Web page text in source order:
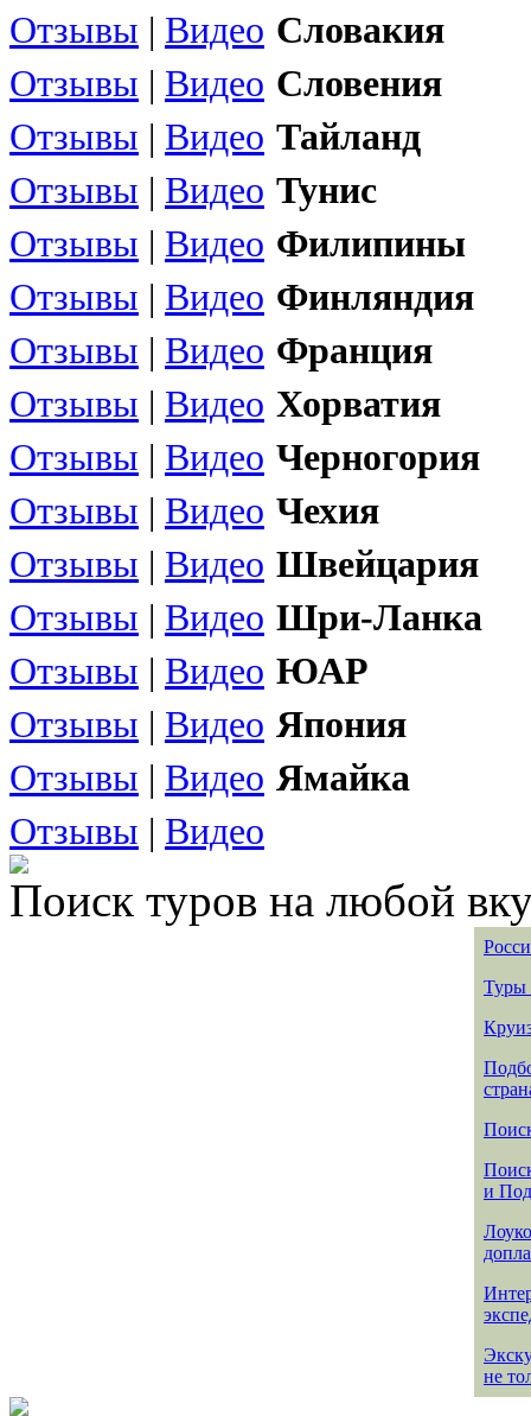
Отзывы | Видео Словакия
Отзывы | Видео Словения
Отзывы | Видео Тайланд
Отзывы | Видео Тунис
Отзывы | Видео Филипины
Отзывы | Видео Финляндия
Отзывы | Видео Франция
Отзывы | Видео Хорватия
Отзывы | Видео Черногория
Отзывы | Видео Чехия
Отзывы | Видео Швейцария
Отзывы | Видео Шри-Ланка
Отзывы | Видео ЮАР
Отзывы | Видео Япония
Отзывы | Видео Ямайка
Отзывы | Видео
Поиск туров на любой
Туры
и
не